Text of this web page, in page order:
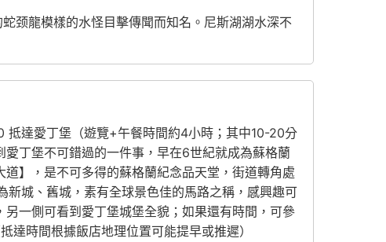
颈龍模樣的水怪目擊傳聞而知名。尼斯湖湖水深不
抵達愛丁堡（遊覽+午餐時間約4小時；其中10-20分
丁堡不可錯過的一件事，早在6世紀就成為蘇格蘭
】，是不可多得的蘇格蘭紀念品天堂，街道轉角處
城、舊城，素有全球景色佳的馬路之稱，感興趣可
一側可看到愛丁堡城堡全貌；如果還有時間，可參
時間根據飯店地理位置可能提早或推遲）